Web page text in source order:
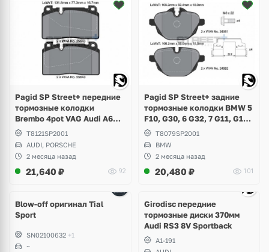
Pagid SP Street+ передние
тормозные колодки
Brembo 4pot VAG Audi A6
C7, A7, Q5 8R, Porsche
Macan 2.0
T8121SP2001
AUDI, PORSCHE
2 месяца назад
21,640 ₽ 92
Pagid SP Street+ задние
тормозные колодки BMW 5
F10, G30, 6 G32, 7 G11, G12,
X3 F25, G01, X4 F26, G02,
X5 G05, X6 G06, Z4 E89, i8
T8079SP2001
BMW
2 месяца назад
20,480 ₽ 101
Blow-off оригинал Tial
Sport
SN02100632 +1
~
Girodisc передние
тормозные диски 370мм
Audi RS3 8V Sportback
A1-191